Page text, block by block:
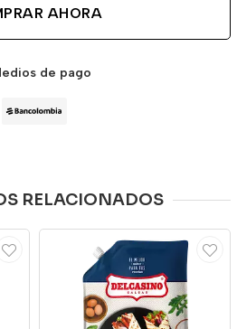
AHORA
de pago
RELACIONADOS